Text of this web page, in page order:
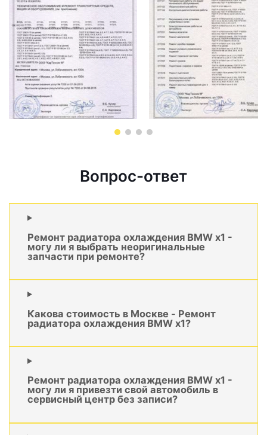
Вопрос-ответ
Ремонт радиатора охлаждения BMW x1 -
могу ли я выбрать неоригинальные
запчасти при ремонте?
Какова стоимость в Москве - Ремонт
радиатора охлаждения BMW x1?
Ремонт радиатора охлаждения BMW x1 -
могу ли я привезти свой автомобиль в
сервисный центр без записи?